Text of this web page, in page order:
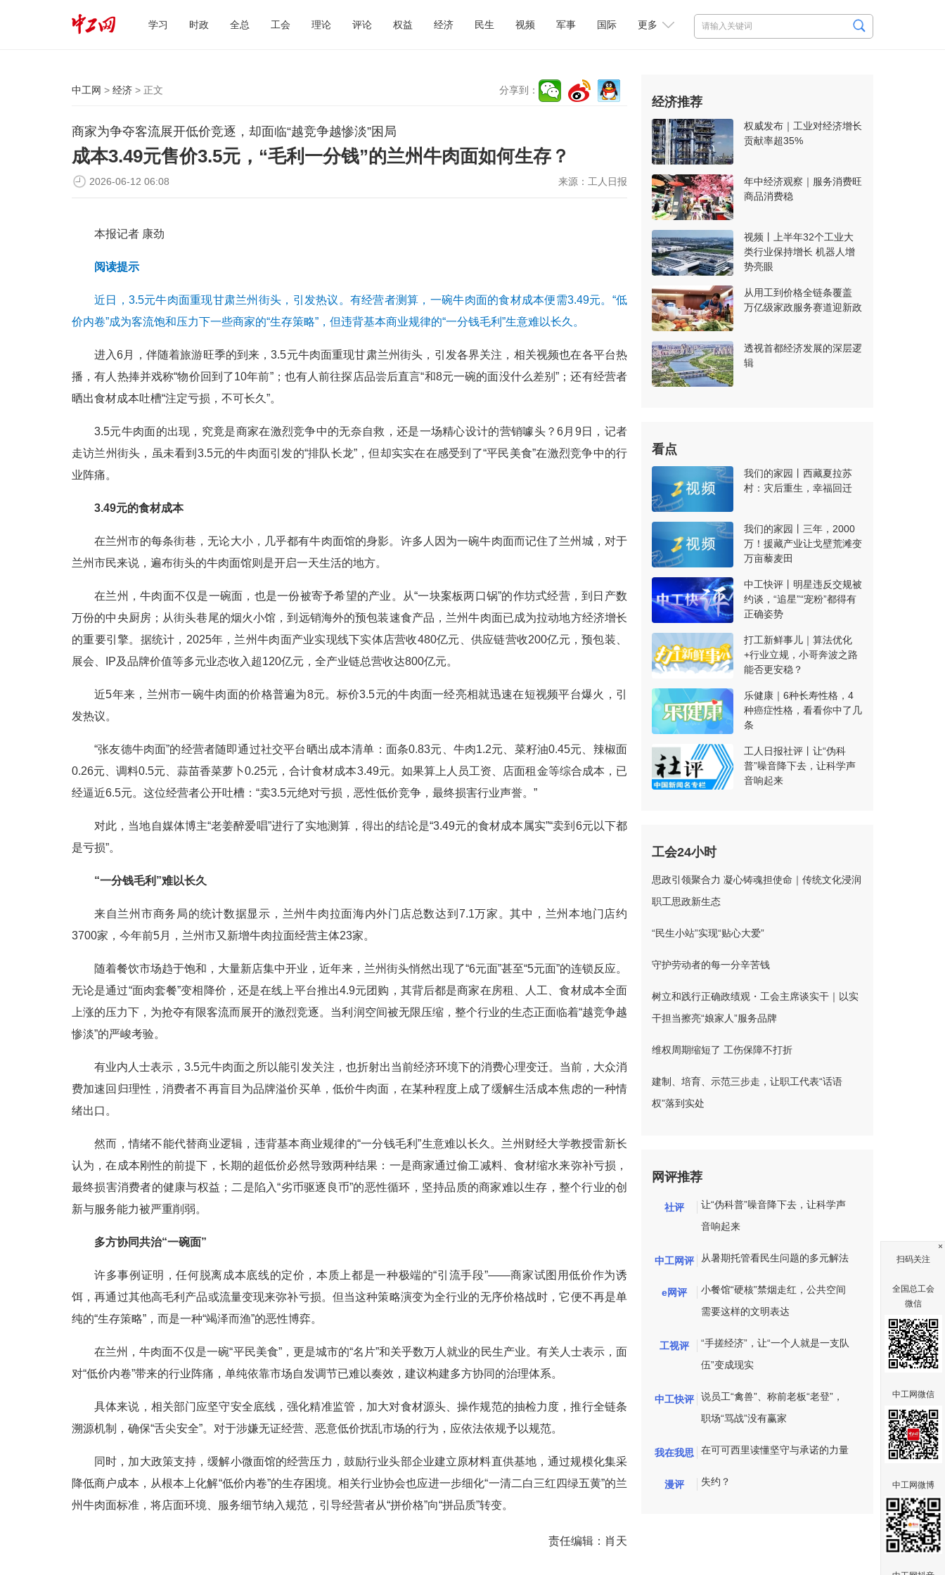
学习 时政 全总 工会 理论 评论 权益 经济 民生 视频 军事 国际 更多
中工网 > 经济 > 正文 分享到：
商家为争夺客流展开低价竞逐，却面临“越竞争越惨淡”困局
成本3.49元售价3.5元，“毛利一分钱”的兰州牛肉面如何生存？
来源： 工人日报
2026-06-12 06:08
本报记者 康劲
阅读提示
近日，3.5元牛肉面重现甘肃兰州街头，引发热议。有经营者测算，一碗牛肉面的食材成本便需3.49元。“低
价内卷”成为客流饱和压力下一些商家的“生存策略”，但违背基本商业规律的“一分钱毛利”生意难以长久。
进入6月，伴随着旅游旺季的到来，3.5元牛肉面重现甘肃兰州街头，引发各界关注，相关视频也在各平台热
播，有人热捧并戏称“物价回到了10年前”；也有人前往探店品尝后直言“和8元一碗的面没什么差别”；还有经营者
晒出食材成本吐槽“注定亏损，不可长久”。
3.5元牛肉面的出现，究竟是商家在激烈竞争中的无奈自救，还是一场精心设计的营销噱头？6月9日，记者
走访兰州街头，虽未看到3.5元的牛肉面引发的“排队长龙”，但却实实在在感受到了“平民美食”在激烈竞争中的行
业阵痛。
3.49元的食材成本
在兰州市的每条街巷，无论大小，几乎都有牛肉面馆的身影。许多人因为一碗牛肉面而记住了兰州城，对于
兰州市民来说，遍布街头的牛肉面馆则是开启一天生活的地方。
在兰州，牛肉面不仅是一碗面，也是一份被寄予希望的产业。从“一块案板两口锅”的作坊式经营，到日产数
万份的中央厨房；从街头巷尾的烟火小馆，到远销海外的预包装速食产品，兰州牛肉面已成为拉动地方经济增长
的重要引擎。据统计，2025年，兰州牛肉面产业实现线下实体店营收480亿元、供应链营收200亿元，预包装、
展会、IP及品牌价值等多元业态收入超120亿元，全产业链总营收达800亿元。
近5年来，兰州市一碗牛肉面的价格普遍为8元。标价3.5元的牛肉面一经亮相就迅速在短视频平台爆火，引
发热议。
“张友德牛肉面”的经营者随即通过社交平台晒出成本清单：面条0.83元、牛肉1.2元、菜籽油0.45元、辣椒面
0.26元、调料0.5元、蒜苗香菜萝卜0.25元，合计食材成本3.49元。如果算上人员工资、店面租金等综合成本，已
经逼近6.5元。这位经营者公开吐槽：“卖3.5元绝对亏损，恶性低价竞争，最终损害行业声誉。”
对此，当地自媒体博主“老姜醉爱唱”进行了实地测算，得出的结论是“3.49元的食材成本属实”“卖到6元以下都
是亏损”。
“一分钱毛利”难以长久
来自兰州市商务局的统计数据显示，兰州牛肉拉面海内外门店总数达到7.1万家。其中，兰州本地门店约
3700家，今年前5月，兰州市又新增牛肉拉面经营主体23家。
随着餐饮市场趋于饱和，大量新店集中开业，近年来，兰州街头悄然出现了“6元面”甚至“5元面”的连锁反应。
无论是通过“面肉套餐”变相降价，还是在线上平台推出4.9元团购，其背后都是商家在房租、人工、食材成本全面
上涨的压力下，为抢夺有限客流而展开的激烈竞逐。当利润空间被无限压缩，整个行业的生态正面临着“越竞争越
惨淡”的严峻考验。
有业内人士表示，3.5元牛肉面之所以能引发关注，也折射出当前经济环境下的消费心理变迁。当前，大众消
费加速回归理性，消费者不再盲目为品牌溢价买单，低价牛肉面，在某种程度上成了缓解生活成本焦虑的一种情
绪出口。
然而，情绪不能代替商业逻辑，违背基本商业规律的“一分钱毛利”生意难以长久。兰州财经大学教授雷新长
认为，在成本刚性的前提下，长期的超低价必然导致两种结果：一是商家通过偷工减料、食材缩水来弥补亏损，
最终损害消费者的健康与权益；二是陷入“劣币驱逐良币”的恶性循环，坚持品质的商家难以生存，整个行业的创
新与服务能力被严重削弱。
多方协同共治“一碗面”
许多事例证明，任何脱离成本底线的定价，本质上都是一种极端的“引流手段”——商家试图用低价作为诱
饵，再通过其他高毛利产品或流量变现来弥补亏损。但当这种策略演变为全行业的无序价格战时，它便不再是单
纯的“生存策略”，而是一种“竭泽而渔”的恶性博弈。
在兰州，牛肉面不仅是一碗“平民美食”，更是城市的“名片”和关乎数万人就业的民生产业。有关人士表示，面
对“低价内卷”带来的行业阵痛，单纯依靠市场自发调节已难以奏效，建议构建多方协同的治理体系。
具体来说，相关部门应坚守安全底线，强化精准监管，加大对食材源头、操作规范的抽检力度，推行全链条
溯源机制，确保“舌尖安全”。对于涉嫌无证经营、恶意低价扰乱市场的行为，应依法依规予以规范。
同时，加大政策支持，缓解小微面馆的经营压力，鼓励行业头部企业建立原材料直供基地，通过规模化集采
降低商户成本，从根本上化解“低价内卷”的生存困境。相关行业协会也应进一步细化“一清二白三红四绿五黄”的兰
州牛肉面标准，将店面环境、服务细节纳入规范，引导经营者从“拼价格”向“拼品质”转变。
责任编辑： 肖天
经济推荐
权威发布｜工业对经济增长
贡献率超35%
年中经济观察｜服务消费旺
商品消费稳
视频丨上半年32个工业大
类行业保持增长 机器人增
势亮眼
从用工到价格全链条覆盖
万亿级家政服务赛道迎新政
透视首都经济发展的深层逻
辑
看点
我们的家园丨西藏夏拉苏
村：灾后重生，幸福回迁
我们的家园丨三年，2000
万！援藏产业让戈壁荒滩变
万亩藜麦田
中工快评丨明星违反交规被
约谈，“追星”“宠粉”都得有
正确姿势
打工新鲜事儿｜算法优化
+行业立规，小哥奔波之路
能否更安稳？
乐健康｜6种长寿性格，4
种癌症性格，看看你中了几
条
工人日报社评丨让“伪科
普”噪音降下去，让科学声
音响起来
工会24小时
思政引领聚合力 凝心铸魂担使命｜传统文化浸润
职工思政新生态
“民生小站”实现“贴心大爱”
守护劳动者的每一分辛苦钱
树立和践行正确政绩观・工会主席谈实干｜以实
干担当擦亮“娘家人”服务品牌
维权周期缩短了 工伤保障不打折
建制、培育、示范三步走，让职工代表“话语
权”落到实处
网评推荐
社评
让“伪科普”噪音降下去，让科学声
音响起来
中工网评 从暑期托管看民生问题的多元解法
e网评
小餐馆“硬核”禁烟走红，公共空间
需要这样的文明表达
工视评
“手搓经济”，让“一个人就是一支队
伍”变成现实
中工快评
说员工“禽兽”、称前老板“老登”，
职场“骂战”没有赢家
我在我思 在可可西里读懂坚守与承诺的力量
漫评 失约？
扫码关注
全国总工会
微信
中工网微信
中工网微博
×